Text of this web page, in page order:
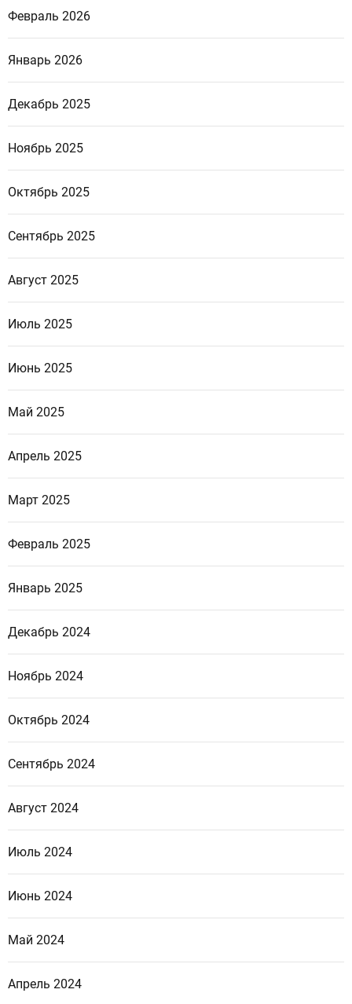
Февраль 2026
Январь 2026
Декабрь 2025
Ноябрь 2025
Октябрь 2025
Сентябрь 2025
Август 2025
Июль 2025
Июнь 2025
Май 2025
Апрель 2025
Март 2025
Февраль 2025
Январь 2025
Декабрь 2024
Ноябрь 2024
Октябрь 2024
Сентябрь 2024
Август 2024
Июль 2024
Июнь 2024
Май 2024
Апрель 2024